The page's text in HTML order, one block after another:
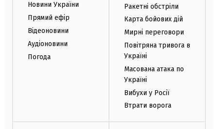
Новини України
Прямий ефір
Відеоновини
Аудіоновини
Погода
Ракетні обстріли
Карта бойових дій
Мирні переговори
Повітряна тривога в
Україні
Масована атака по
Україні
Вибухи у Росії
Втрати ворога